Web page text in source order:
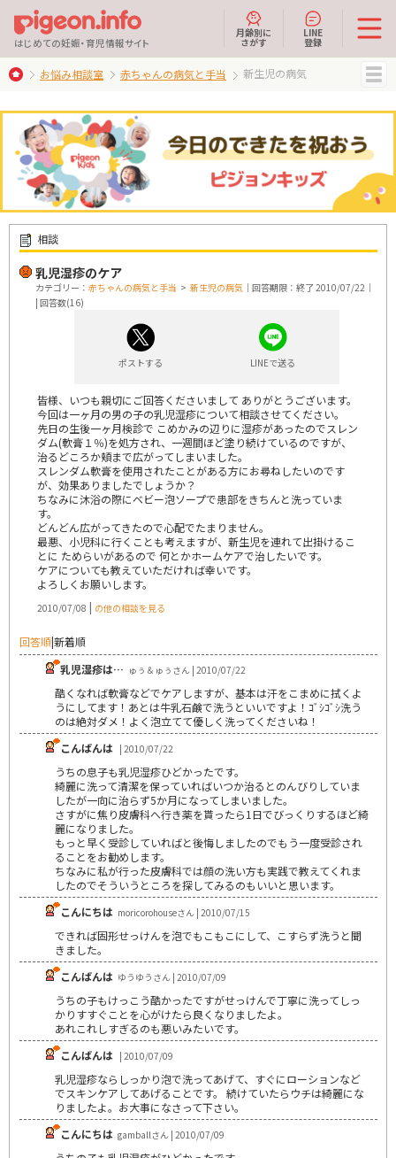
はじめての妊娠・育児情報サイト
月齢別に
さがす
LINE
登録
お悩み相談室 赤ちゃんの病気と手当 新生児の病気
相談
乳児湿疹のケア
カテゴリー： 赤ちゃんの病気と手当 > 新生児の病気 ｜回答期限：終了 2010/07/22｜
| 回答数(16)
ポストする LINEで送る
皆様、いつも親切にご回答くださいまして ありがとうございます。
今回は一ヶ月の男の子の乳児湿疹について相談させてください。
先日の生後一ヶ月検診で こめかみの辺りに湿疹があったのでスレン
ダム(軟膏１％)を処方され、一週間ほど塗り続けているのですが、
治るどころか頬まで広がってしまいました。
スレンダム軟膏を使用されたことがある方にお尋ねしたいのです
が、効果ありましたでしょうか？
ちなみに沐浴の際にベビー泡ソープで患部をきちんと洗っていま
す。
どんどん広がってきたので心配でたまりません。
最悪、小児科に行くことも考えますが、新生児を連れて出掛けるこ
とに ためらいがあるので 何とかホームケアで治したいです。
ケアについても教えていただければ幸いです。
よろしくお願いします。
2010/07/08 | の他の相談を見る
回答順|新着順
乳児湿疹は… ゅぅ＆ゅぅさん | 2010/07/22
酷くなれば軟膏などでケアしますが、基本は汗をこまめに拭くよ
うにしてます！あとは牛乳石鹸で洗うといいですよ！ｺﾞｼｺﾞｼ洗う
のは絶対ダメ！よく泡立てて優しく洗ってくださいね！
こんばんは | 2010/07/22
うちの息子も乳児湿疹ひどかったです。
綺麗に洗って清潔を保っていればいつか治るとのんびりしていま
したが一向に治らず5か月になってしまいました。
さすがに焦り皮膚科へ行き薬を貰ったら1日でびっくりするほど綺
麗になりました。
もっと早く受診していればと後悔しましたのでもう一度受診され
ることをお勧めします。
ちなみに私が行った皮膚科では顔の洗い方も実践で教えてくれま
したのでそういうところを探してみるのもいいと思います。
こんにちは moricorohouseさん | 2010/07/15
できれば固形せっけんを泡でもこもこにして、こすらず洗うと聞
きました。
こんばんは ゆうゆうさん | 2010/07/09
うちの子もけっこう酷かったですがせっけんで丁寧に洗ってしっ
かりすすぐことを心がけたら良くなりましたよ。
あれこれしすぎるのも悪いみたいです。
こんばんは | 2010/07/09
乳児湿疹ならしっかり泡で洗ってあげて、すぐにローションなど
でスキンケアしてあげることです。 続けていたらウチは綺麗にな
りましたよ。お大事になさって下さい。
こんにちは gamballさん | 2010/07/09